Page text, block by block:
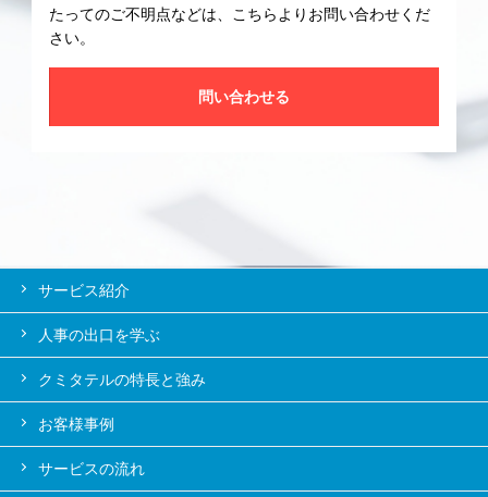
たってのご不明点などは、こちらよりお問い合わせくだ
さい。
問い合わせる
サービス紹介
人事の出口を学ぶ
クミタテルの特長と強み
お客様事例
サービスの流れ